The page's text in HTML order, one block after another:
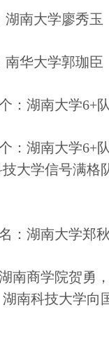
南大学廖秀玉
华大学郭珈臣
湖南大学6+
湖南大学6+队
大学信号满格
湖南大学郑
商学院贺勇
南科技大学向